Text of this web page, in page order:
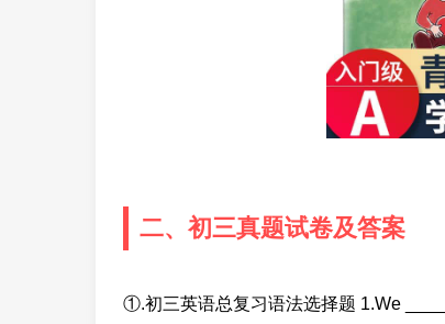
二、初三真题试卷及答案
①.初三英语总复习语法选择题 1.We